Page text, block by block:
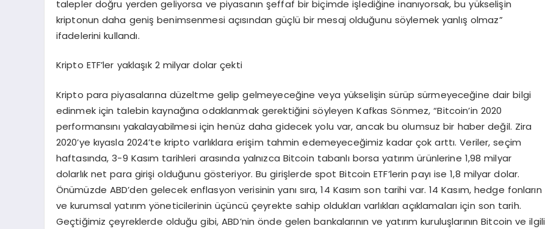
talepler doğru yerden geliyorsa ve piyasanın şeffaf bir biçimde işlediğine inanıyorsak, bu yükselişin
kriptonun daha geniş benimsenmesi açısından güçlü bir mesaj olduğunu söylemek yanlış olmaz”
ifadelerini kullandı.
Kripto ETF’ler yaklaşık 2 milyar dolar çekti
Kripto para piyasalarına düzeltme gelip gelmeyeceğine veya yükselişin sürüp sürmeyeceğine dair bilgi
edinmek için talebin kaynağına odaklanmak gerektiğini söyleyen Kafkas Sönmez, “Bitcoin’in 2020
performansını yakalayabilmesi için henüz daha gidecek yolu var, ancak bu olumsuz bir haber değil. Zira
2020’ye kıyasla 2024’te kripto varlıklara erişim tahmin edemeyeceğimiz kadar çok arttı. Veriler, seçim
haftasında, 3-9 Kasım tarihleri arasında yalnızca Bitcoin tabanlı borsa yatırım ürünlerine 1,98 milyar
dolarlık net para girişi olduğunu gösteriyor. Bu girişlerde spot Bitcoin ETF’lerin payı ise 1,8 milyar dolar.
Önümüzde ABD’den gelecek enflasyon verisinin yanı sıra, 14 Kasım son tarihi var. 14 Kasım, hedge fonların
ve kurumsal yatırım yöneticilerinin üçüncü çeyrekte sahip oldukları varlıkları açıklamaları için son tarih.
Geçtiğimiz çeyreklerde olduğu gibi, ABD’nin önde gelen bankalarının ve yatırım kuruluşlarının Bitcoin ve ilgili